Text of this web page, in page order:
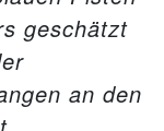
geschätzt
an den